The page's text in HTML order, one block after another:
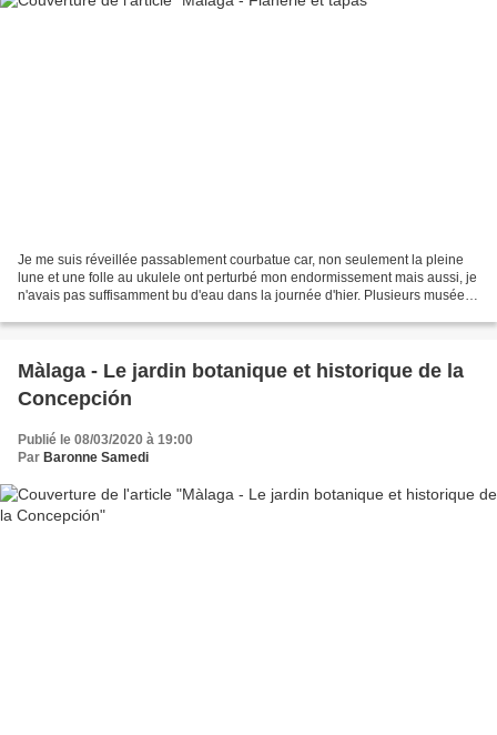
Je me suis réveillée passablement courbatue car, non seulement la pleine
lune et une folle au ukulele ont perturbé mon endormissement mais aussi, je
n'avais pas suffisamment bu d'eau dans la journée d'hier. Plusieurs musées
Màlaga - Le jardin botanique et historique de la
Concepción
Publié le 08/03/2020 à 19:00
Par Baronne Samedi